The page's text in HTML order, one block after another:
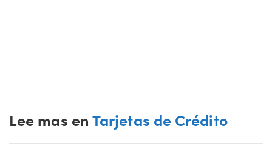
Lee mas en Tarjetas de Crédito